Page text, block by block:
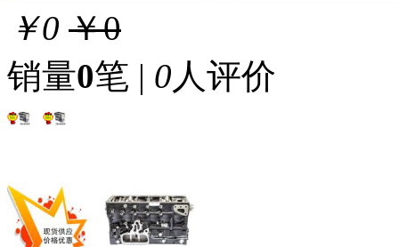
￥0 ￥0
销量0笔 | 0人评价